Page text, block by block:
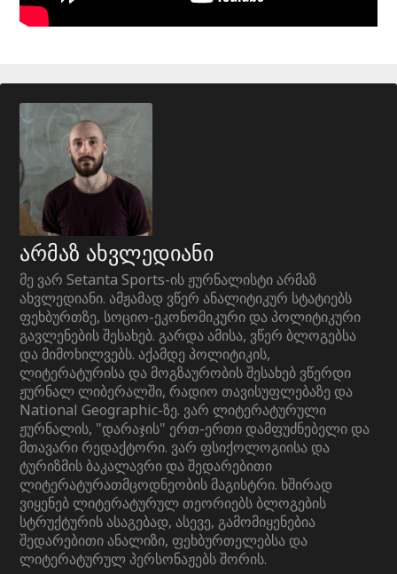
არმაზ ახვლედიანი
მე ვარ Setanta Sports-ის ჟურნალისტი არმაზ
ახვლედიანი. ამჟამად ვწერ ანალიტიკურ სტატიებს
ფეხბურთზე, სოციო-ეკონომიკური და პოლიტიკური
გავლენების შესახებ. გარდა ამისა, ვწერ ბლოგებსა
და მიმოხილვებს. აქამდე პოლიტიკის,
ლიტერატურისა და მოგზაურობის შესახებ ვწერდი
ჟურნალ ლიბერალში, რადიო თავისუფლებაზე და
National Geographic-ზე. ვარ ლიტერატურული
ჟურნალის, "დარაჯის" ერთ-ერთი დამფუძნებელი და
მთავარი რედაქტორი. ვარ ფსიქოლოგიისა და
ტურიზმის ბაკალავრი და შედარებითი
ლიტერატურათმცოდნეობის მაგისტრი. ხშირად
ვიყენებ ლიტერატურულ თეორიებს ბლოგების
სტრუქტურის ასაგებად, ასევე, გამომიყენებია
შედარებითი ანალიზი, ფეხბურთელებსა და
ლიტერატურულ პერსონაჟებს შორის.